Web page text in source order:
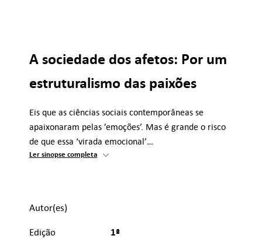
A sociedade dos afetos: Por um
estruturalismo das paixões
Eis que as ciências sociais contemporâneas se
apaixonaram pelas ’emoções’. Mas é grande o risco
de que essa ‘virada emocional’…
Ler sinopse completa
Autor(es)
Edição 1ª